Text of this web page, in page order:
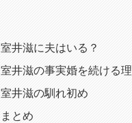
室井滋に夫はいる？
室井滋の事実婚を続ける
室井滋の馴れ初め
まとめ